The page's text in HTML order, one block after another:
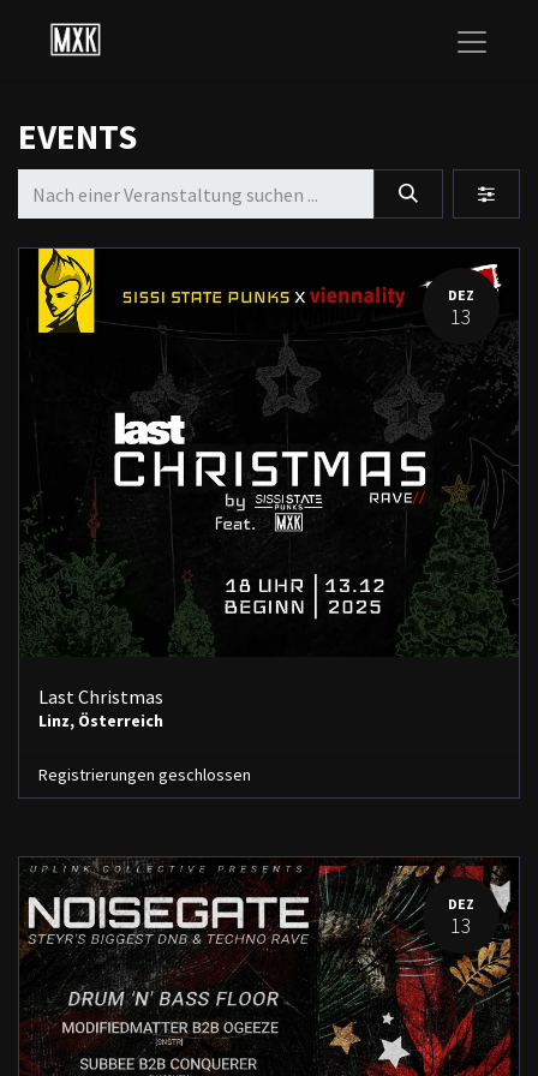
EVENTS
DEZ
13
Last Christmas
Linz, Österreich
Registrierungen geschlossen
DEZ
13